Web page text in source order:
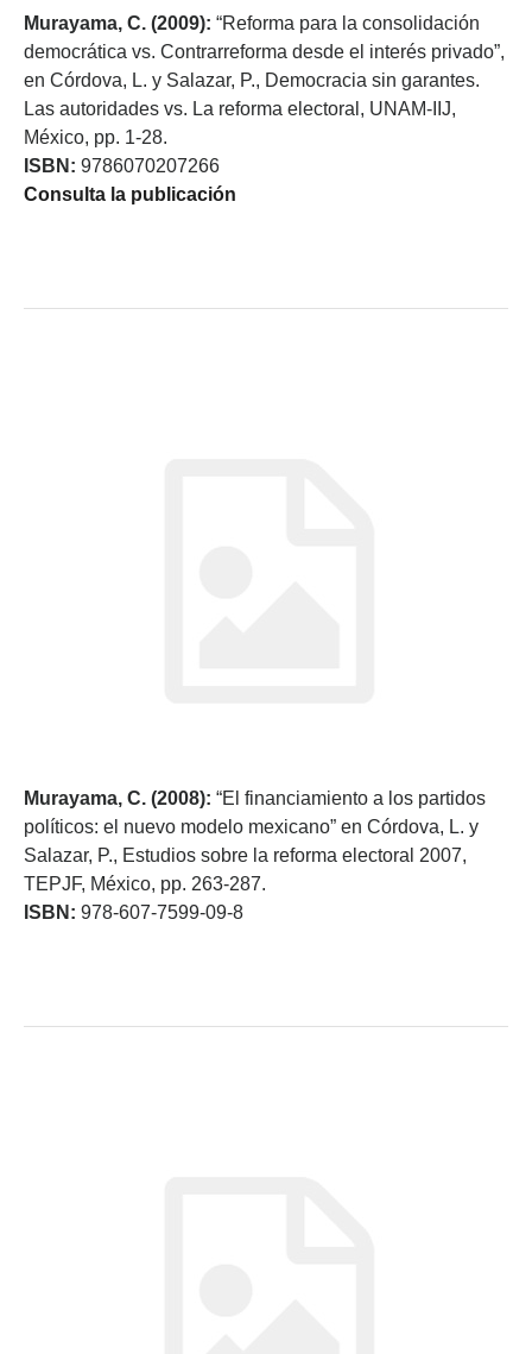
Murayama, C. (2009): “Reforma para la consolidación
democrática vs. Contrarreforma desde el interés privado”,
en Córdova, L. y Salazar, P., Democracia sin garantes.
Las autoridades vs. La reforma electoral, UNAM-IIJ,
México, pp. 1-28.
ISBN: 9786070207266
Consulta la publicación
Murayama, C. (2008): “El financiamiento a los partidos
políticos: el nuevo modelo mexicano” en Córdova, L. y
Salazar, P., Estudios sobre la reforma electoral 2007,
TEPJF, México, pp. 263-287.
ISBN: 978-607-7599-09-8